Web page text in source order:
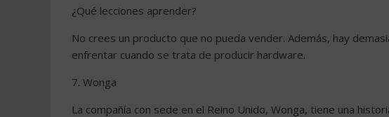
¿Qué lecciones aprender?
No crees un producto que no pueda vender. Además, hay
enfrentar cuando se trata de producir hardware.
7. Wonga
La compañía con sede en el Reino Unido, Wonga, tiene una